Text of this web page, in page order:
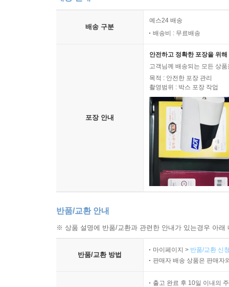
배송 구분
예스24 배송
배송비 : 무료배송
포장 안내
안전하고 정확한 포장을 위
고객님께 배송되는 모든 상
목적 : 안전한 포장 관리
촬영범위 : 박스 포장 작업
반품/교환 안내
※ 상품 설명에 반품/교환과 관련한 안내가 있는경우 아
반품/교환 방법
마이페이지 > 반품/교환 신
판매자 배송 상품은 판매자
출고 완료 후 10일 이내의